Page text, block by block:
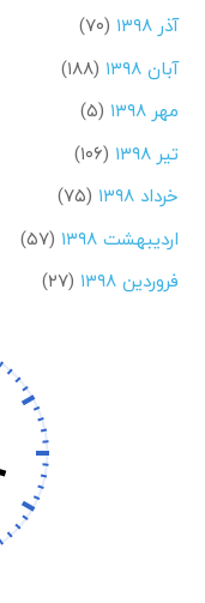
آذر ۱۳۹۸
(۷۰)
آبان ۱۳۹۸
(۱۸۸)
مهر ۱۳۹۸
(۵)
تیر ۱۳۹۸
(۱۰۶)
خرداد ۱۳۹۸
(۷۵)
اردیبهشت ۱۳۹۸
(۵۷)
فروردین ۱۳۹۸
(۲۷)